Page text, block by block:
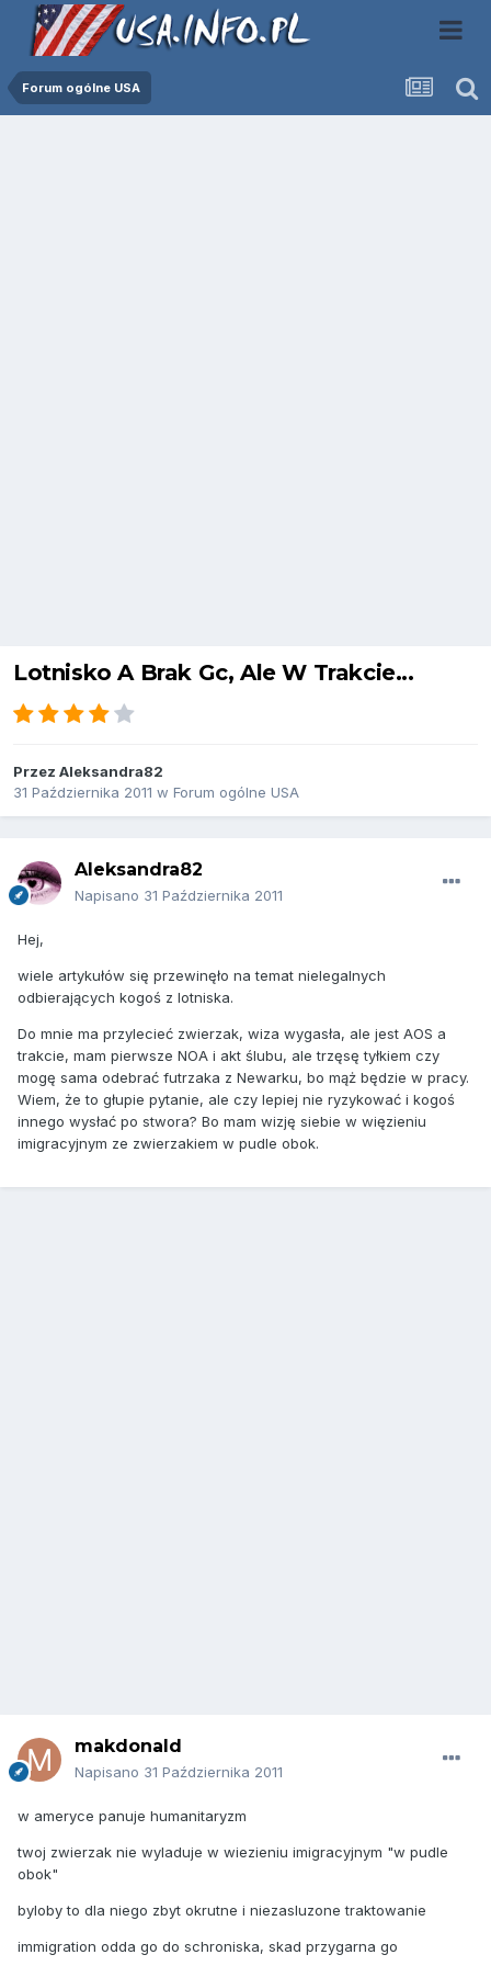
Forum ogólne USA
Lotnisko A Brak Gc, Ale W Trakcie...
Przez Aleksandra82
31 Października 2011 w Forum ogólne USA
Aleksandra82
Napisano 31 Października 2011
Hej,
wiele artykułów się przewinęło na temat nielegalnych
odbierających kogoś z lotniska.
Do mnie ma przylecieć zwierzak, wiza wygasła, ale jest AOS a
trakcie, mam pierwsze NOA i akt ślubu, ale trzęsę tyłkiem czy
mogę sama odebrać futrzaka z Newarku, bo mąż będzie w pracy.
Wiem, że to głupie pytanie, ale czy lepiej nie ryzykować i kogoś
innego wysłać po stwora? Bo mam wizję siebie w więzieniu
imigracyjnym ze zwierzakiem w pudle obok.
makdonald
Napisano 31 Października 2011
w ameryce panuje humanitaryzm
twoj zwierzak nie wyladuje w wiezieniu imigracyjnym "w pudle
obok"
byloby to dla niego zbyt okrutne i niezasluzone traktowanie
immigration odda go do schroniska, skad przygarna go